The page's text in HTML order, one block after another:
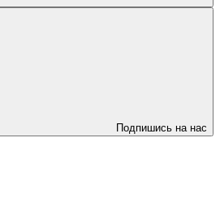
Подпишись на нас